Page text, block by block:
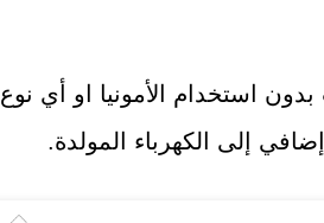
استخدام الأمونيا او أي نوع
إلى الكهرباء المولدة.